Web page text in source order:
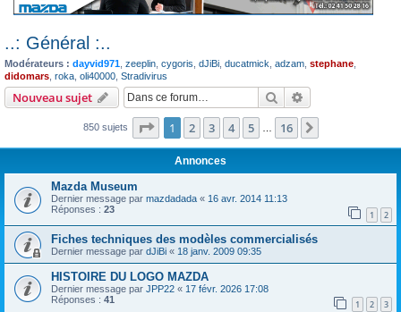
..: Général :..
Modérateurs : dayvid971 zeeplin cygoris dJiBi ducatmick adzam stephane
didomars roka oli40000 Stradivirus
Nouveau sujet Rechercher
850 sujets Page 1sur16
1 2 3 4 5 16
Annonces
Mazda Museum
Dernier message par mazdadada « 16 avr. 2014 11:13
Réponses : 23 1 2
Fiches techniques des modèles commercialisés
Dernier message par dJiBi « 18 janv. 2009 09:35
HISTOIRE DU LOGO MAZDA
Dernier message par JPP22 « 17 févr. 2026 17:08
Réponses : 41 1 2 3